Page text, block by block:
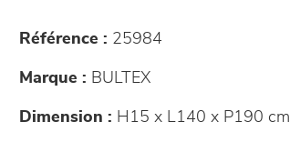
Référence : 25984
Marque : BULTEX
Dimension : H15 x L140 x P190 cm